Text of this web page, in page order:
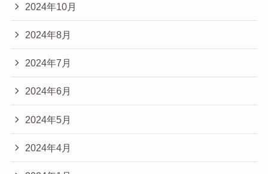
2024年10月
2024年8月
2024年7月
2024年6月
2024年5月
2024年4月